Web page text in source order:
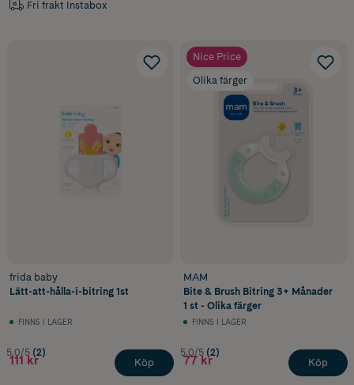
Fri frakt Instabox
frida baby
Lätt-att-hålla-i-bitring 1st
FINNS I LAGER
5.0/5 (2)
111 kr Köp
Nice Price
Olika färger
MAM
Bite & Brush Bitring 3+ Månader
1 st - Olika färger
FINNS I LAGER
5.0/5 (2)
77 kr Köp